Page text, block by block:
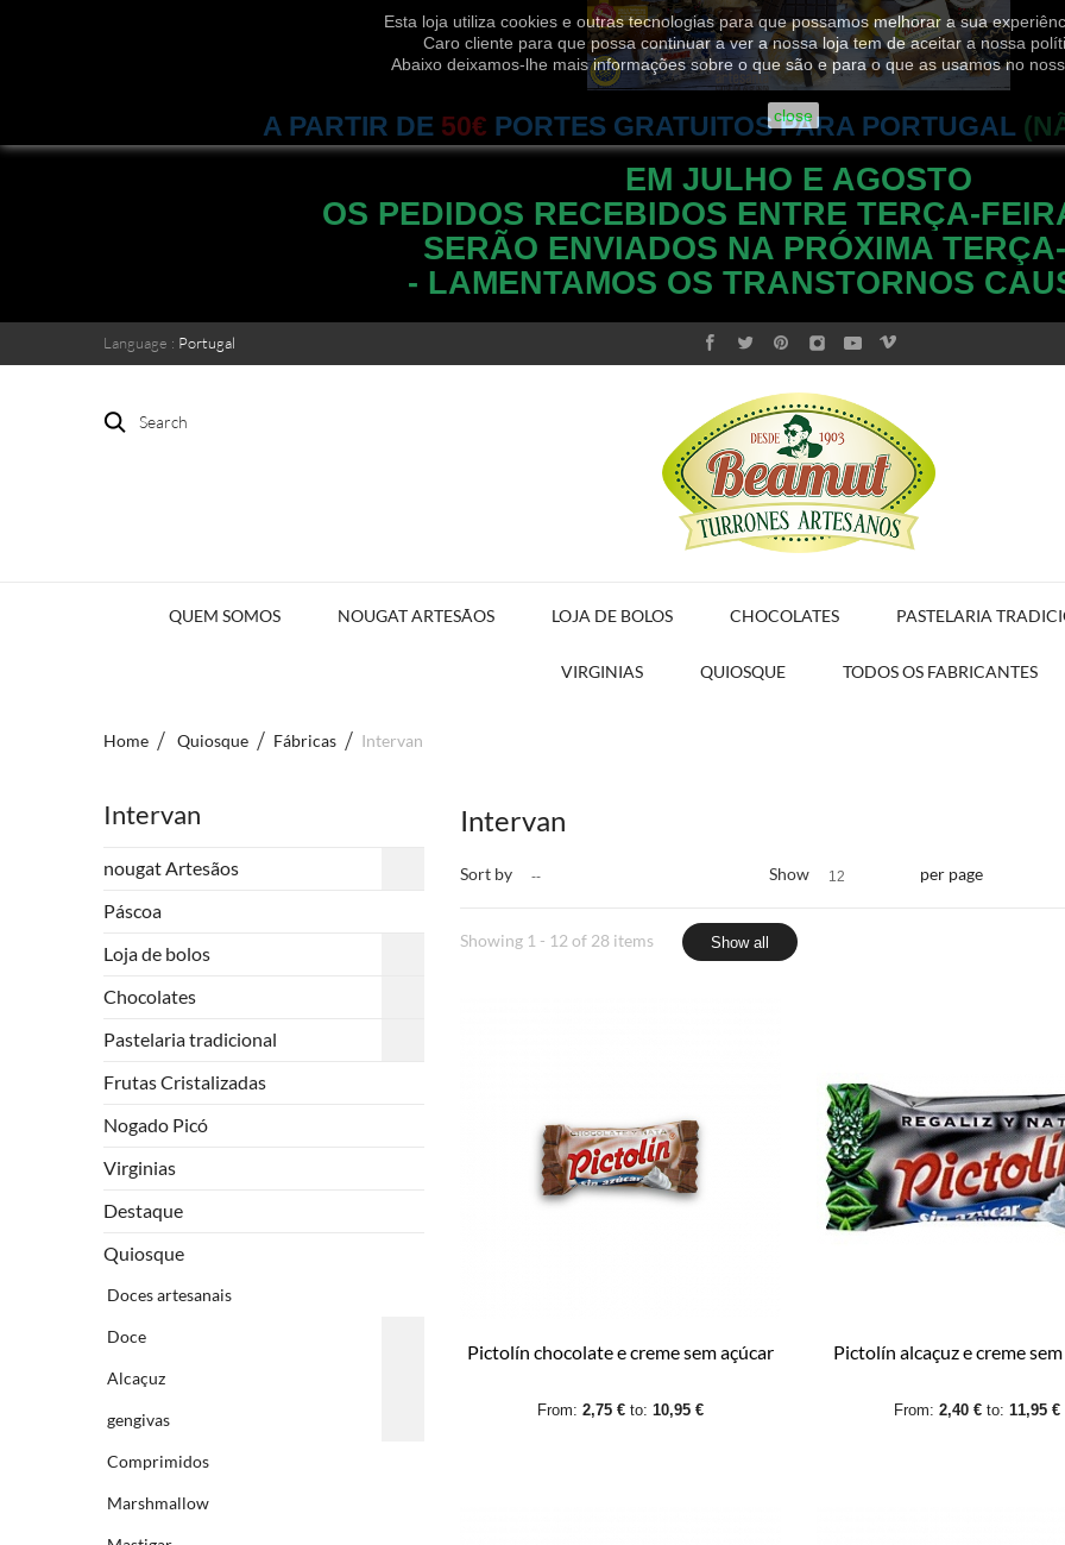
Esta loja utiliza cookies e outras tecnologias para que possamos melhorar a sua
Caro cliente para que possa continuar a ver a nossa loja tem de aceitar a nossa
Abaixo deixamos-lhe mais informações sobre o que são e para o que as usamos no
close
A PARTIR DE 50€ PORTES GRATUITOS PARA PORTUGAL
EM JULHO E AGOSTO
OS PEDIDOS RECEBIDOS ENTRE TERÇA-
SERÃO ENVIADOS NA PRÓXIMA
- LAMENTAMOS OS TRANSTORNOS
Language : Portugal
Search
QUEM SOMOS NOUGAT ARTESÃOS LOJA DE BOLOS CHOCOLATES PASTELARIA
VIRGINIAS QUIOSQUE TODOS OS FABRICANTES
Home Quiosque Fábricas Intervan
Intervan
nougat Artesãos
Páscoa
Loja de bolos
Chocolates
Pastelaria tradicional
Frutas Cristalizadas
Nogado Picó
Virginias
Destaque
Quiosque
Doces artesanais
Doce
Alcaçuz
gengivas
Comprimidos
Marshmallow
Intervan
Sort by -- Show 12 per page
Showing 1 - 12 of 28 items Show all
Pictolín chocolate e creme sem açúcar
From: 2,75 € to: 10,95 €
Pictolín alcaçuz e creme
From: 2,40 € to: 11,95 €